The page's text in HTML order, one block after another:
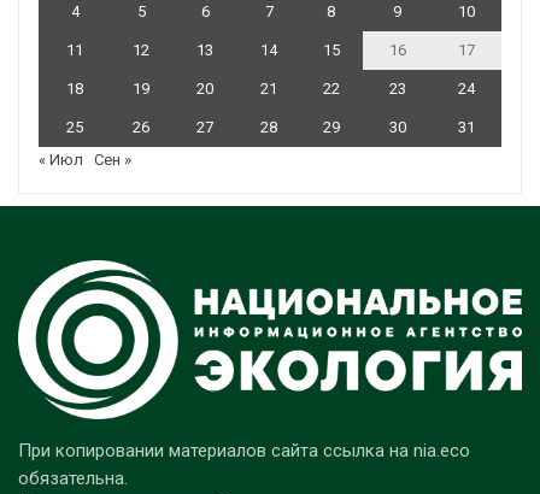
4 5 6 7 8 9 10
11 12 13 14 15 16 17
18 19 20 21 22 23 24
25 26 27 28 29 30
31
« Июл
Сен »
При копировании материалов сайта ссылка на nia.eco
обязательна.